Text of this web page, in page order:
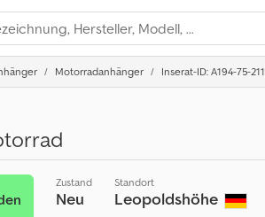
Motorradanhänger Inserat-ID: A194-75-211
Zustand
Neu
Standort
Leopoldshöhe